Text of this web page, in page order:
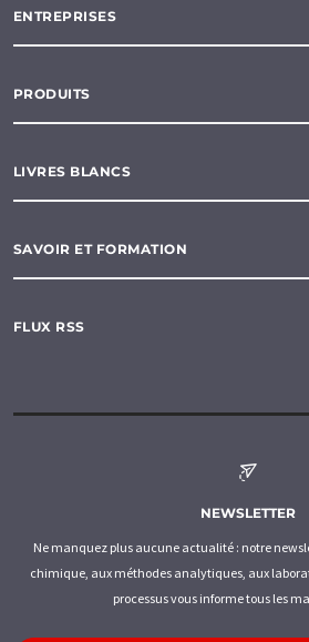
ENTREPRISES
PRODUITS
LIVRES BLANCS
SAVOIR ET FORMATION
FLUX RSS
NEWSLETTER
Ne manquez plus aucune actualité : notre
chimique, aux méthodes analytiques, aux
processus vous informe tous les